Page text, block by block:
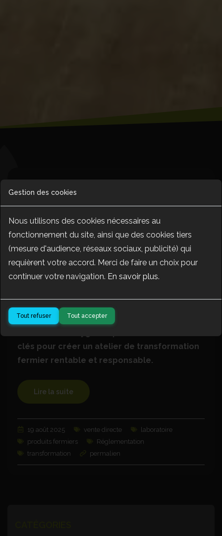
Laboratoire fermier : méthodes
et réglementations pour une
transformation optimale
clés pour créer un atelier de transformation
fermier rentable et responsable.
Lire la suite
19 août 2025 vente directe
laboratoire
produits fermiers
Réglementation
transformation
permalien
Gestion des cookies
Nous utilisons des cookies nécessaires au
fonctionnement du site, ainsi que des cookies tiers
(mesure d'audience, réseaux sociaux, publicité) qui
requièrent votre accord. Merci de faire un choix pour
continuer votre navigation. En savoir plus.
Tout refuser Tout accepter